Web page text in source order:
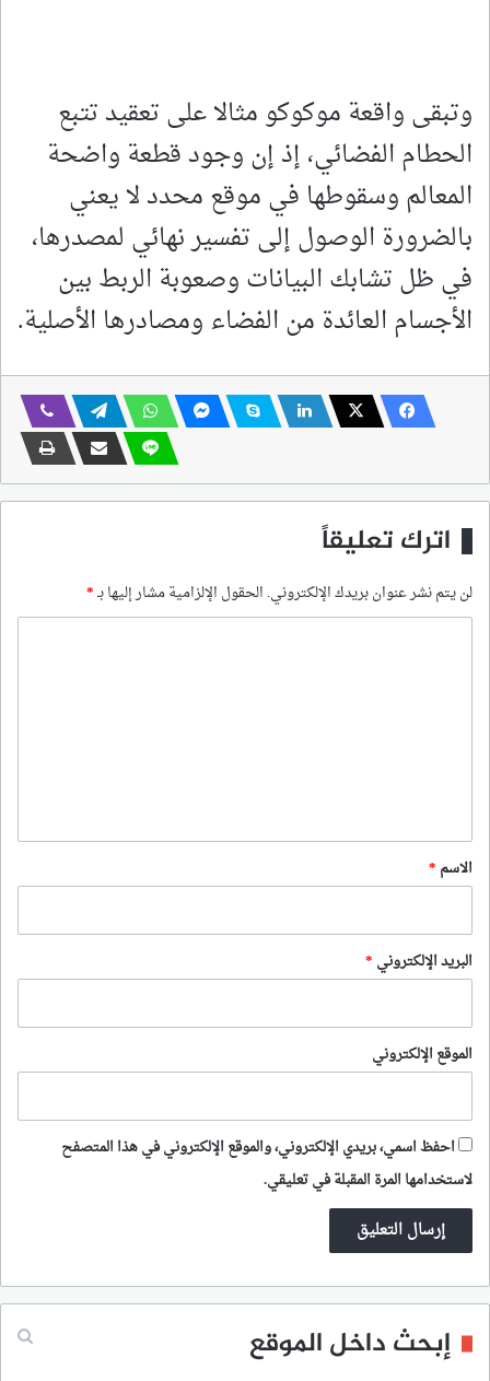
وتبقى واقعة موكوكو مثالا على تعقيد تتبع
الحطام الفضائي، إذ إن وجود قطعة واضحة
المعالم وسقوطها في موقع محدد لا يعني
بالضرورة الوصول إلى تفسير نهائي لمصدرها،
في ظل تشابك البيانات وصعوبة الربط بين
الأجسام العائدة من الفضاء ومصادرها الأصلية.
اترك تعليقاً
لن يتم نشر عنوان بريدك الإلكتروني. الحقول الإلزامية مشار إليها بـ*
*
الاسم *
البريد الإلكتروني *
الموقع الإلكتروني
احفظ اسمي، بريدي الإلكتروني، والموقع الإلكتروني في هذا المتصفح
لاستخدامها المرة المقبلة في تعليقي.
إبحث داخل الموقع